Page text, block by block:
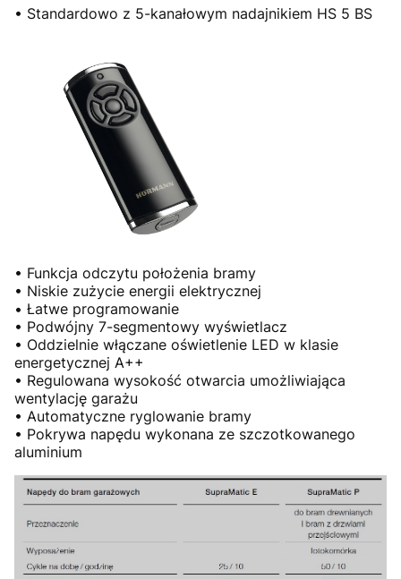
• Standardowo z 5-kanałowym nadajnikiem HS 5 BS
• Funkcja odczytu położenia bramy
• Niskie zużycie energii elektrycznej
• Łatwe programowanie
• Podwójny 7-segmentowy wyświetlacz
• Oddzielnie włączane oświetlenie LED w klasie
energetycznej A++
• Regulowana wysokość otwarcia umożliwiająca
wentylację garażu
• Automatyczne ryglowanie bramy
• Pokrywa napędu wykonana ze szczotkowanego
aluminium